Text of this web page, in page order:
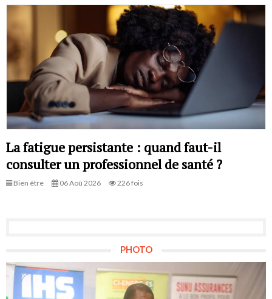
La fatigue persistante : quand faut-il
consulter un professionnel de santé ?
Bien être 06 Aoû 2026 226 fois
PHOTO